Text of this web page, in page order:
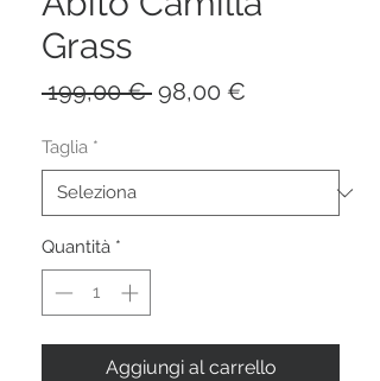
Grass
199,00 € Prezzo
98,00 €
Taglia *
Quantità *
Aggiungi al carrello